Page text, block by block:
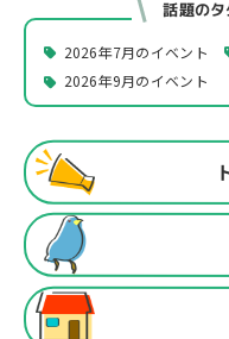
話題の
2026年7月のイベント
2026年9月のイベント